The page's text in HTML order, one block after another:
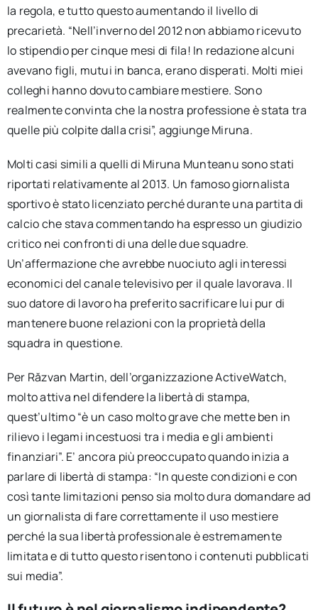
la regola, e tutto questo aumentando il livello di
precarietà. “Nell’inverno del 2012 non abbiamo ricevuto
lo stipendio per cinque mesi di fila! In redazione alcuni
avevano figli, mutui in banca, erano disperati. Molti miei
colleghi hanno dovuto cambiare mestiere. Sono
realmente convinta che la nostra professione è stata tra
quelle più colpite dalla crisi”, aggiunge Miruna.
Molti casi simili a quelli di Miruna Munteanu sono stati
riportati relativamente al 2013. Un famoso giornalista
sportivo è stato licenziato perché durante una partita di
calcio che stava commentando ha espresso un giudizio
critico nei confronti di una delle due squadre.
Un’affermazione che avrebbe nuociuto agli interessi
economici del canale televisivo per il quale lavorava. Il
suo datore di lavoro ha preferito sacrificare lui pur di
mantenere buone relazioni con la proprietà della
squadra in questione.
Per Răzvan Martin, dell’organizzazione ActiveWatch,
molto attiva nel difendere la libertà di stampa,
quest’ultimo “è un caso molto grave che mette ben in
rilievo i legami incestuosi tra i media e gli ambienti
finanziari”. E’ ancora più preoccupato quando inizia a
parlare di libertà di stampa: “In queste condizioni e con
così tante limitazioni penso sia molto dura domandare ad
un giornalista di fare correttamente il uso mestiere
perché la sua libertà professionale è estremamente
limitata e di tutto questo risentono i contenuti pubblicati
sui media”.